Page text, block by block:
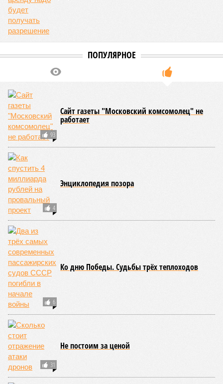
ПОПУЛЯРНОЕ
93
Сайт газеты "Московский комсомолец" не
работает
4
Энциклопедия позора
6
Ко дню Победы. Судьбы трёх теплоходов
31
Не постоим за ценой